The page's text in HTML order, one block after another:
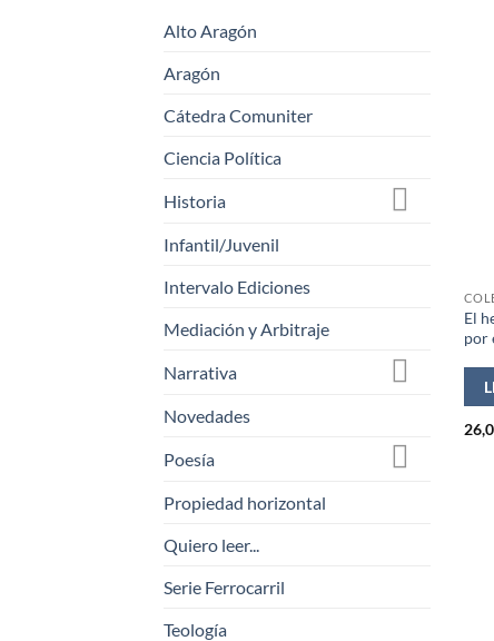
Alto Aragón
Aragón
Cátedra Comuniter
Ciencia Política
Historia
Infantil/Juvenil
Intervalo Ediciones
Mediación y Arbitraje
Narrativa
Novedades
Poesía
Propiedad horizontal
Quiero leer...
Serie Ferrocarril
Teología
El
por